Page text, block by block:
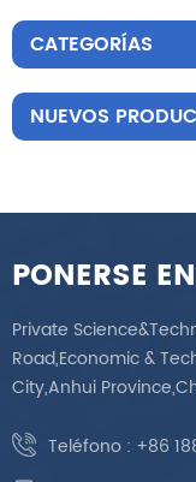
CATEGORÍAS
NUEVOS
PONERSE
Private
Road,Economic &
City,Anhui
Teléfono : +86